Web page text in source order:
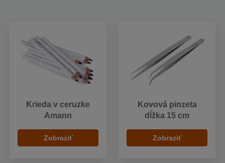
Krieda v ceruzke
Amann
Zobraziť
Kovová pinzeta
dĺžka 15 cm
Zobraziť